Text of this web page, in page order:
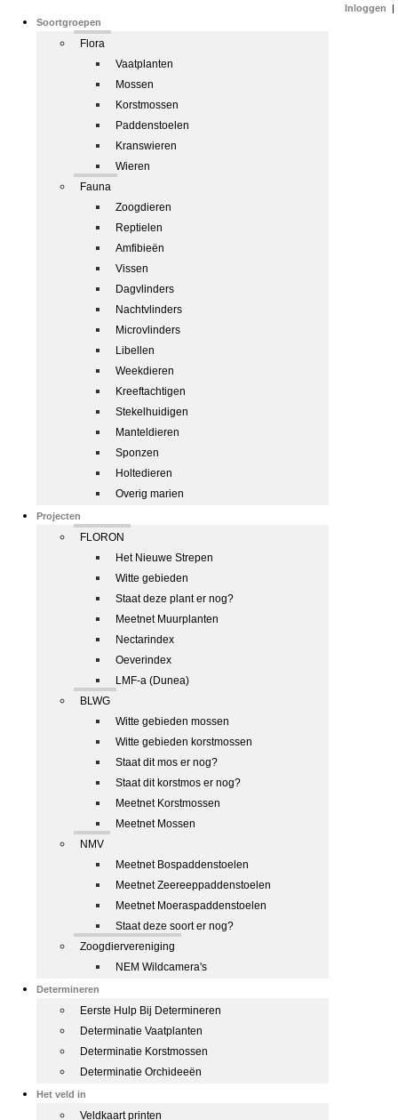
Soortgroepen
Flora
Vaatplanten
Mossen
Korstmossen
Paddenstoelen
Kranswieren
Wieren
Fauna
Zoogdieren
Reptielen
Amfibieën
Vissen
Dagvlinders
Nachtvlinders
Microvlinders
Libellen
Weekdieren
Kreeftachtigen
Stekelhuidigen
Manteldieren
Sponzen
Holtedieren
Overig marien
Projecten
FLORON
Het Nieuwe Strepen
Witte gebieden
Staat deze plant er nog?
Meetnet Muurplanten
Nectarindex
Oeverindex
LMF-a (Dunea)
BLWG
Witte gebieden mossen
Witte gebieden korstmossen
Staat dit mos er nog?
Staat dit korstmos er nog?
Meetnet Korstmossen
Meetnet Mossen
NMV
Meetnet Bospaddenstoelen
Meetnet Zeereeppaddenstoelen
Meetnet Moeraspaddenstoelen
Staat deze soort er nog?
Zoogdiervereniging
NEM Wildcamera's
Determineren
Eerste Hulp Bij Determineren
Determinatie Vaatplanten
Determinatie Korstmossen
Determinatie Orchideeën
Het veld in
Veldkaart printen
Inloggen |